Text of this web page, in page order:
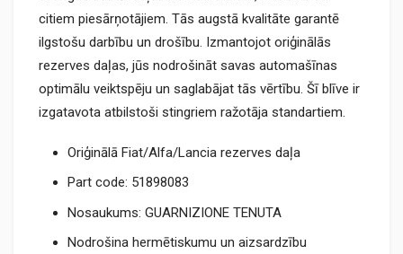
citiem piesārņotājiem. Tās augstā kvalitāte garantē
ilgstošu darbību un drošību. Izmantojot oriģinālās
rezerves daļas, jūs nodrošināt savas automašīnas
optimālu veiktspēju un saglabājat tās vērtību. Šī blīve ir
izgatavota atbilstoši stingriem ražotāja standartiem.
Oriģinālā Fiat/Alfa/Lancia rezerves daļa
Part code: 51898083
Nosaukums: GUARNIZIONE TENUTA
Nodrošina hermētiskumu un aizsardzību